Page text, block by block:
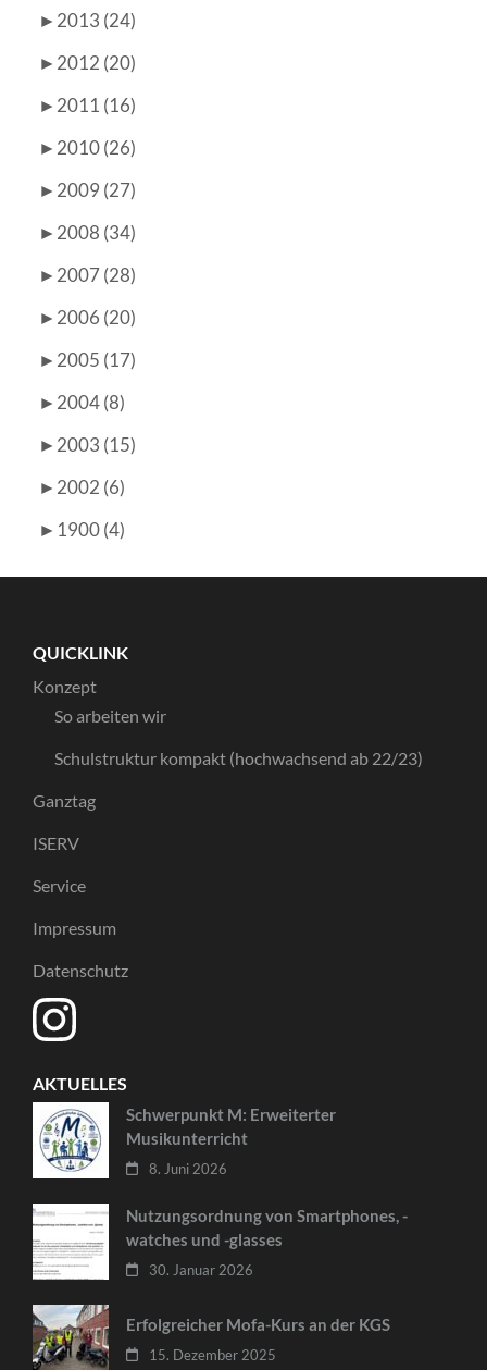
► 2013 (24)
► 2012 (20)
► 2011 (16)
► 2010 (26)
► 2009 (27)
► 2008 (34)
► 2007 (28)
► 2006 (20)
► 2005 (17)
► 2004 (8)
► 2003 (15)
► 2002 (6)
► 1900 (4)
QUICKLINK
Konzept
So arbeiten wir
Schulstruktur kompakt (hochwachsend ab 22/23)
Ganztag
ISERV
Service
Impressum
Datenschutz
AKTUELLES
Schwerpunkt M: Erweiterter
Musikunterricht
8. Juni 2026
Nutzungsordnung von Smartphones, -
watches und -glasses
30. Januar 2026
Erfolgreicher Mofa-Kurs an der KGS
15. Dezember 2025